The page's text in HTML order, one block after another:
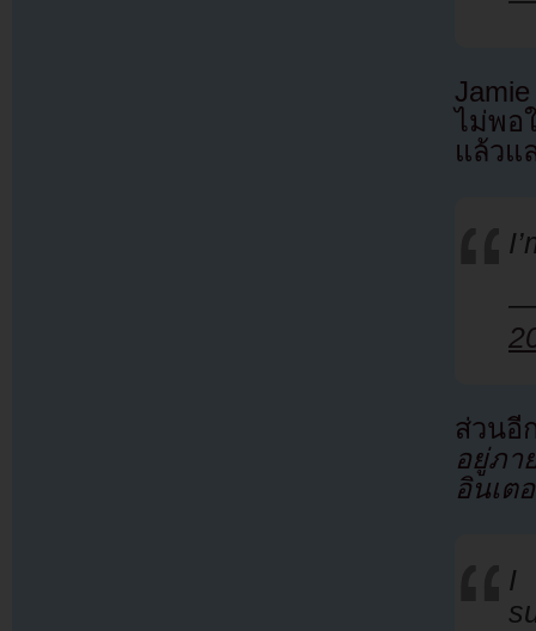
ไม่พอ
แล้วแ
—
ส่วนอี
อยู่ภา
อินเต
I